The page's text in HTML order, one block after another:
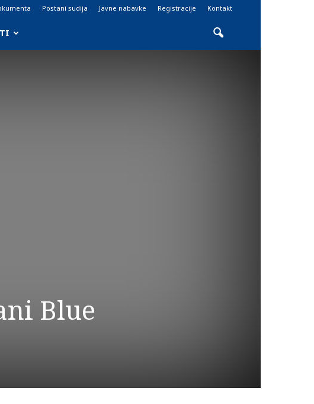
Postani sudija Javne nabavke Registracije Kontakt
Blue